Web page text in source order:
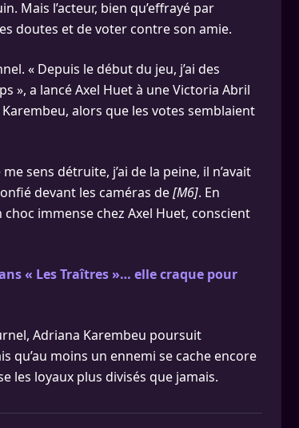
Mais l’acteur, bien qu’effrayé par
doutes et de voter contre son amie.
« Depuis le début du jeu, j’ai des
», a lancé Axel Huet à une Victoria Abril
alors que les votes semblaient
sens détruite, j’ai de la peine, il n’avait
devant les caméras de[M6]. En
immense chez Axel Huet, conscient
« Les Traîtres »… elle craque pour
Adriana Karembeu poursuit
qu’au moins un ennemi se cache encore
les loyaux plus divisés que jamais.